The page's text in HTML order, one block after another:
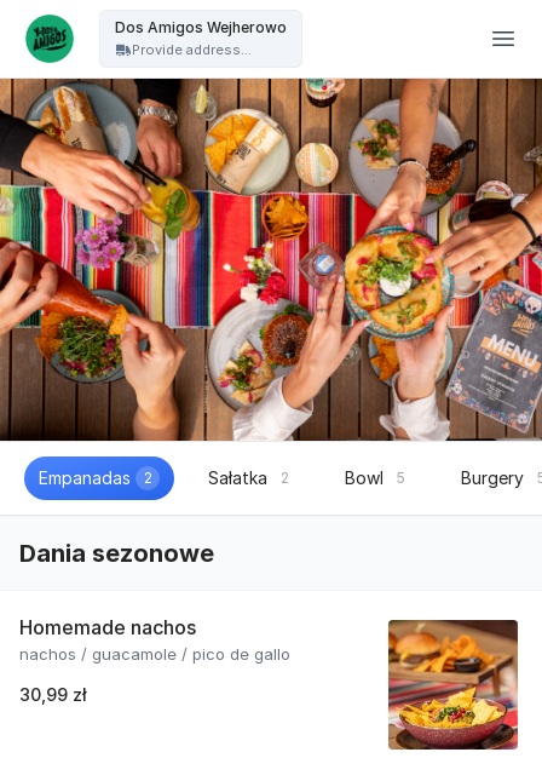
Dos Amigos Wejherowo
Provide address...
Empanadas 2 Sałatka 2 Bowl 5 Burgery
Dania sezonowe
Homemade nachos
nachos / guacamole / pico de gallo
30,99 zł